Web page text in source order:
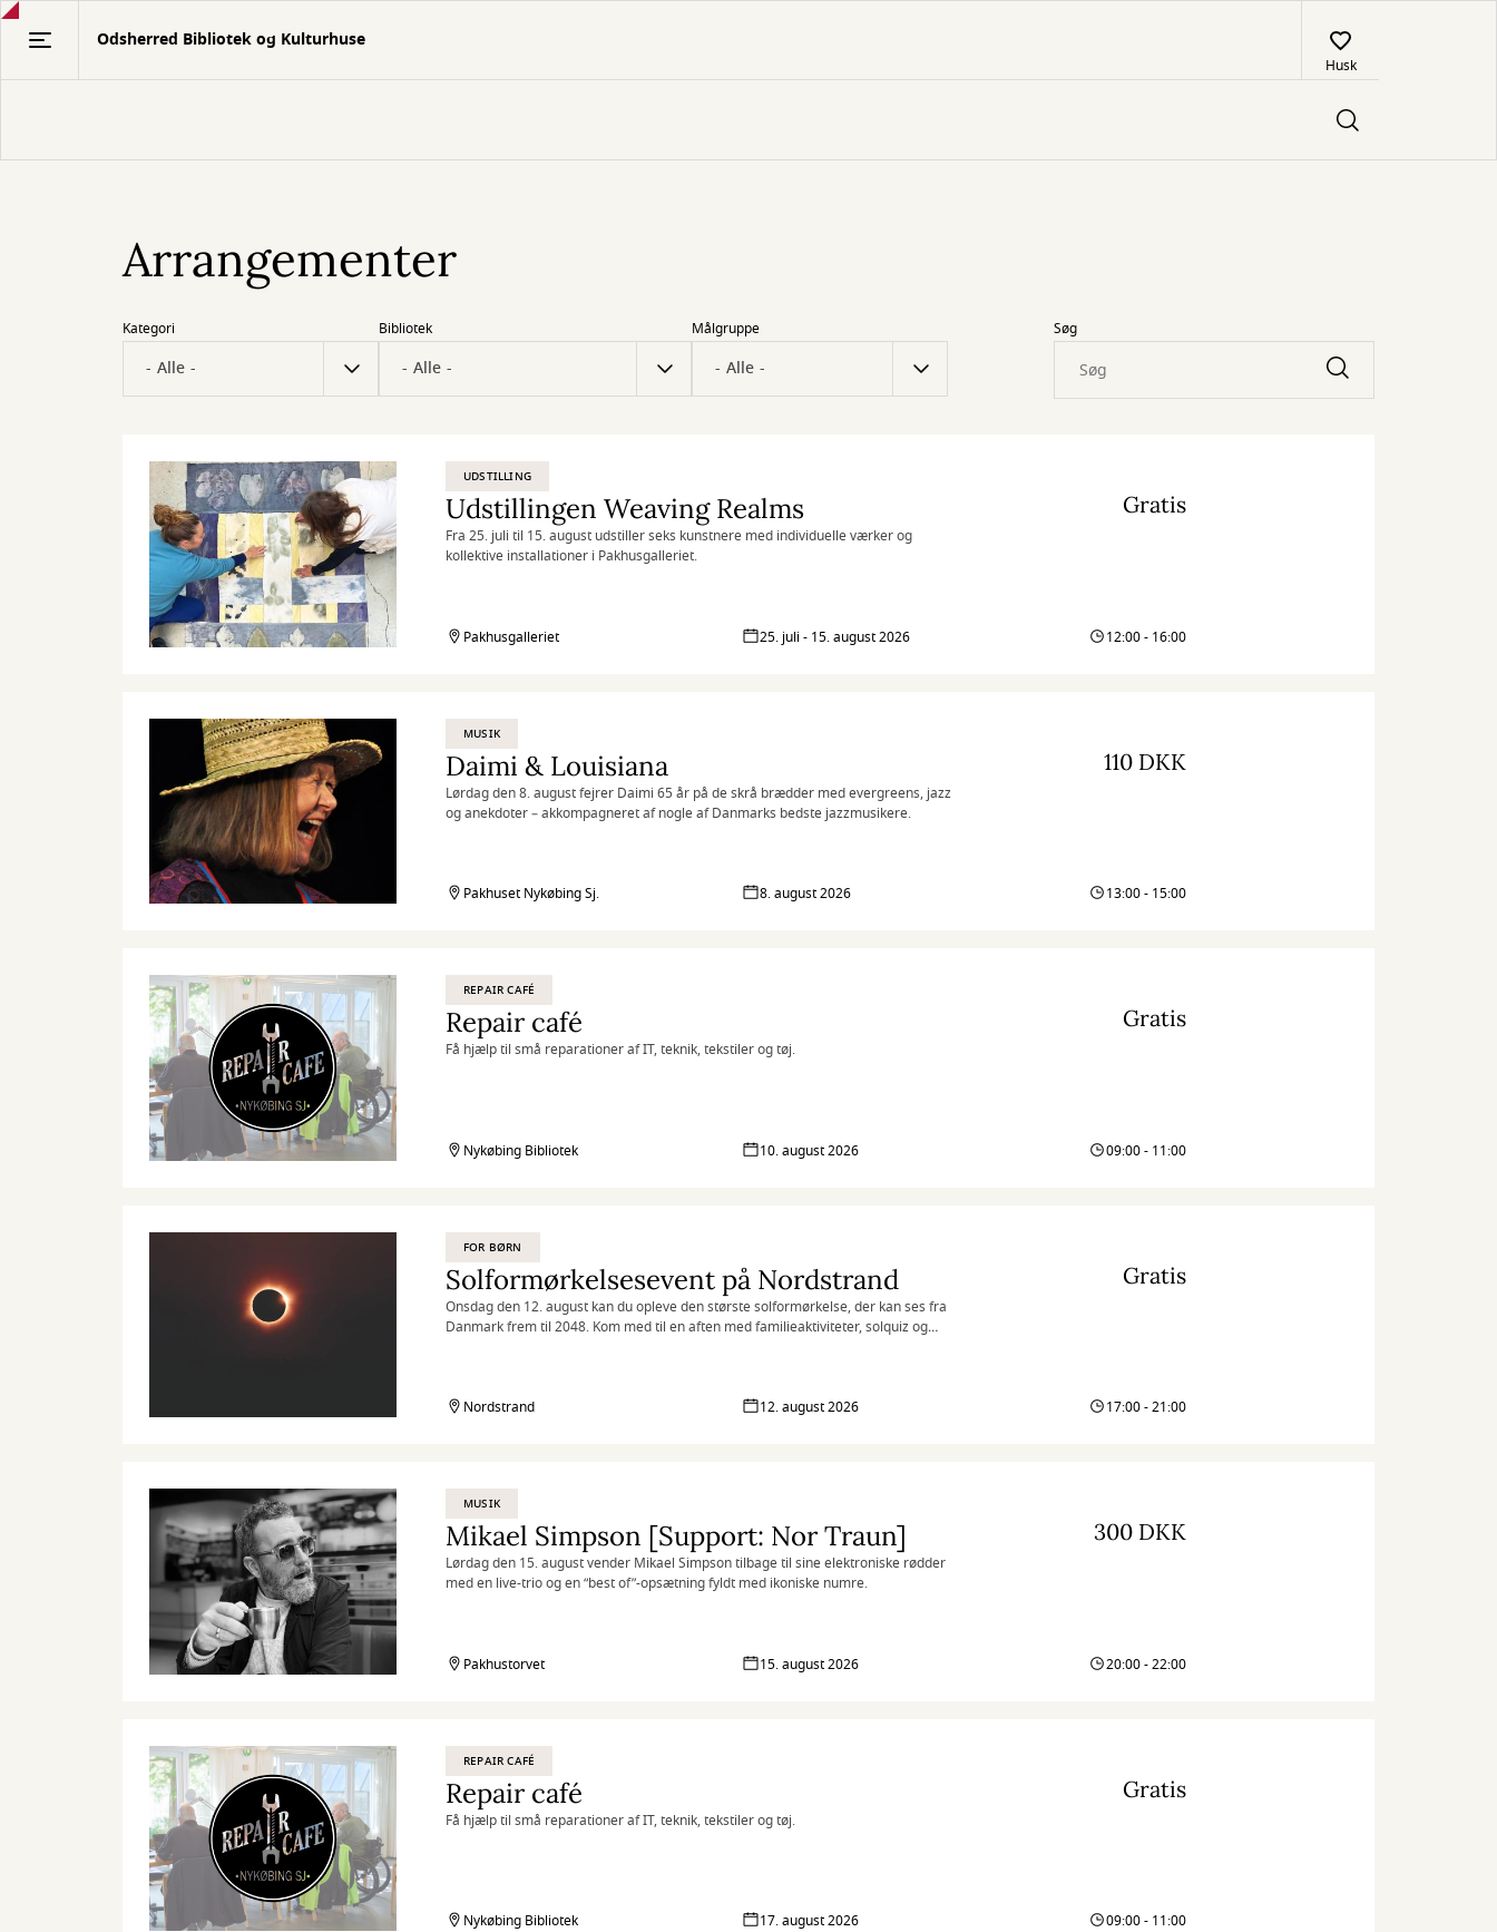
Gå
Odsherred Bibliotek og Kulturhuse
Husk
Arrangementer
Kategori Bibliotek Målgruppe Søg
UDSTILLING
Udstillingen Weaving Realms
Fra 25. juli til 15. august udstiller seks kunstnere med individuelle værker og
kollektive installationer i Pakhusgalleriet.
Gratis
Pakhusgalleriet 25. juli - 15. august 2026 12:00 - 16:00
MUSIK
Daimi & Louisiana
Lørdag den 8. august fejrer Daimi 65 år på de skrå brædder med evergreens, jazz
og anekdoter – akkompagneret af nogle af Danmarks bedste jazzmusikere.
110 DKK
Pakhuset Nykøbing Sj. 8. august 2026 13:00 - 15:00
REPAIR CAFÉ
Repair café
Få hjælp til små reparationer af IT, teknik, tekstiler og tøj.
Gratis
Nykøbing Bibliotek 10. august 2026 09:00 - 11:00
FOR BØRN
Solformørkelsesevent på Nordstrand
Onsdag den 12. august kan du opleve den største solformørkelse, der kan ses fra
Danmark frem til 2048. Kom med til en aften med familieaktiviteter, solquiz og
Gratis
Nordstrand 12. august 2026 17:00 - 21:00
MUSIK
Mikael Simpson [Support: Nor Traun]
Lørdag den 15. august vender Mikael Simpson tilbage til sine elektroniske rødder
med en live-trio og en “best of”-opsætning fyldt med ikoniske numre.
300 DKK
Pakhustorvet 15. august 2026 20:00 - 22:00
REPAIR CAFÉ
Repair café
Få hjælp til små reparationer af IT, teknik, tekstiler og tøj.
Gratis
Nykøbing Bibliotek 17. august 2026 09:00 - 11:00